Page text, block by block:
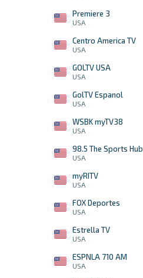
Premiere 3
USA
Centro America TV
USA
GOLTV USA
USA
GolTV Espanol
USA
WSBK myTV38
USA
98.5 The Sports Hub
USA
myRITV
USA
FOX Deportes
USA
Estrella TV
USA
ESPNLA 710 AM
USA